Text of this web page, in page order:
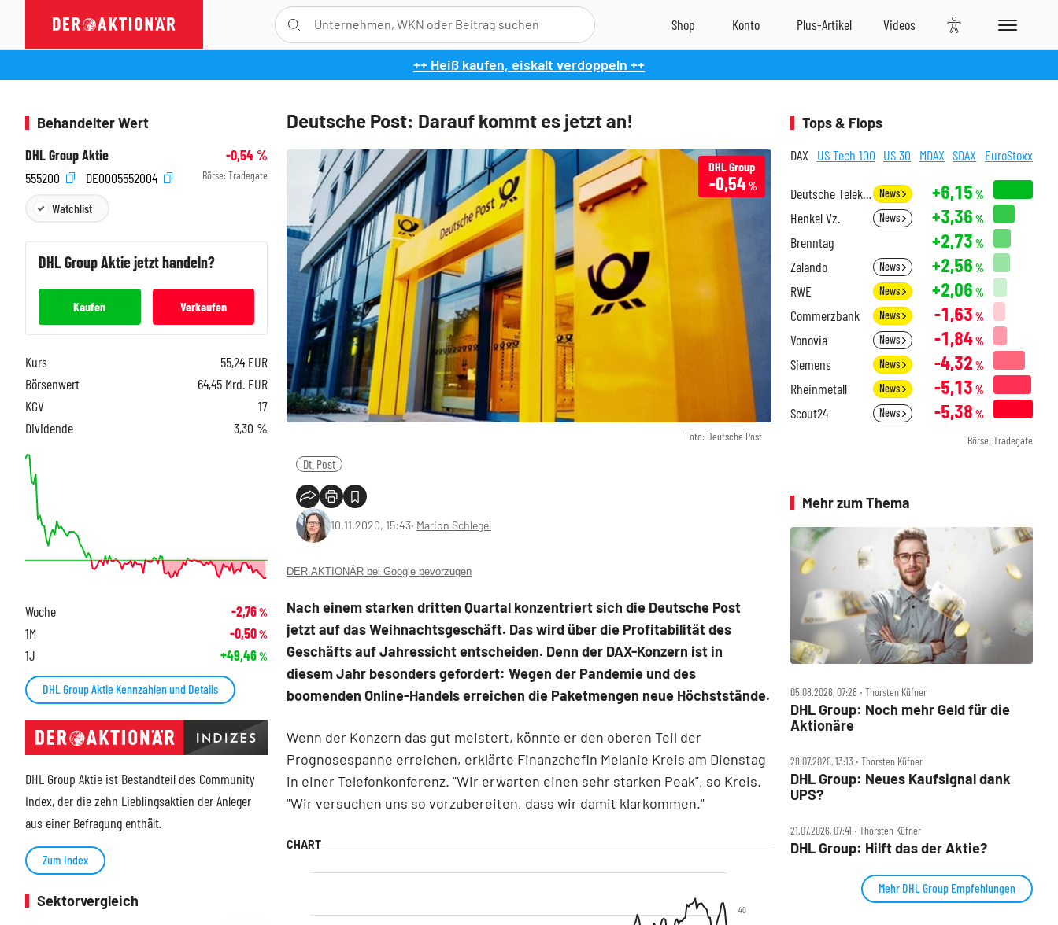
++ Heiß kaufen, eiskalt verdoppeln ++
Deutsche Post: Darauf kommt es jetzt an!
Foto: Deutsche Post
DHL Group
-0,54%
Dt. Post
10.11.2020, 15:43‧ Marion Schlegel
DER AKTIONÄR bei Google bevorzugen
Nach einem starken dritten Quartal konzentriert sich die Deutsche Post
jetzt auf das Weihnachtsgeschäft. Das wird über die Profitabilität des
Geschäfts auf Jahressicht entscheiden. Denn der DAX-Konzern ist in
diesem Jahr besonders gefordert: Wegen der Pandemie und des
boomenden Online-Handels erreichen die Paketmengen neue Höchststände.
Wenn der Konzern das gut meistert, könnte er den oberen Teil der
Prognosespanne erreichen, erklärte Finanzchefin Melanie Kreis am Dienstag
in einer Telefonkonferenz. "Wir erwarten einen sehr starken Peak", so Kreis.
"Wir versuchen uns so vorzubereiten, dass wir damit klarkommen."
40
Behandelter Wert
DHL Group Aktie
-0,54%
555200
DE0005552004 Börse: Tradegate
Watchlist
DHL GroupAktie jetzt handeln?
Kaufen Verkaufen
Kurs 55,24 EUR
Börsenwert
64,45 Mrd. EUR
KGV
17
Dividende
3,30 %
Woche -2,76%
1M -0,50%
1J +49,46%
DHL Group Aktie Kennzahlen und Details
DHL Group Aktie ist Bestandteil des Community
Index, der die zehn Lieblingsaktien der Anleger
aus einer Befragung enthält.
Zum Index
Sektorvergleich
Tops & Flops
DAX US Tech 100 US 30 MDAX SDAX EuroStoxx
Deutsche Telekom News +6,15 %
Henkel Vz. News +3,36 %
Brenntag +2,73 %
Zalando News +2,56 %
RWE News +2,06 %
Commerzbank News -1,63 %
Vonovia News -1,84%
Siemens News -4,32 %
Rheinmetall News -5,13 %
Scout24 News -5,38 %
Börse: Tradegate
Mehr zum Thema
05.08.2026, 07:28 ‧ Thorsten Küfner
DHL Group: Noch mehr Geld für die
Aktionäre
28.07.2026, 13:13 ‧ Thorsten Küfner
DHL Group: Neues Kaufsignal dank
UPS?
21.07.2026, 07:41 ‧ Thorsten Küfner
DHL Group: Hilft das der Aktie?
Mehr DHL Group Empfehlungen